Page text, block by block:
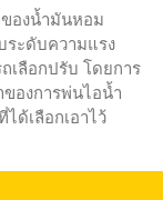
tellus ac cursus
sit condim
nibh, uum a justo
risus amets un.
amet fermntum
dolor sit amet,
องน้ำมันหอม
ระดับความแรง
เลือกปรับ โดยการ
องการพ่นไอน้ำ
ด้เลือกเอาไว้